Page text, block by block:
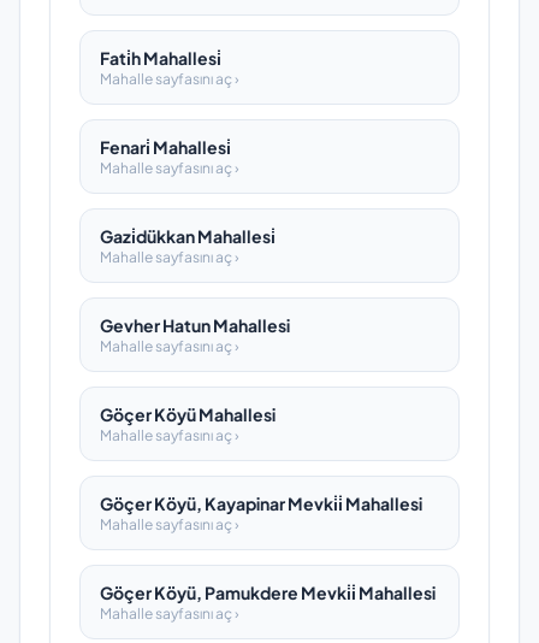
Fati̇h Mahallesi̇
Mahalle sayfasını aç ›
Fenari̇ Mahallesi̇
Mahalle sayfasını aç ›
Gazi̇dükkan Mahallesi̇
Mahalle sayfasını aç ›
Gevher Hatun Mahallesi
Mahalle sayfasını aç ›
Göçer Köyü Mahallesi
Mahalle sayfasını aç ›
Göçer Köyü, Kayapinar Mevki̇i̇ Mahallesi
Mahalle sayfasını aç ›
Göçer Köyü, Pamukdere Mevki̇i̇ Mahallesi
Mahalle sayfasını aç ›